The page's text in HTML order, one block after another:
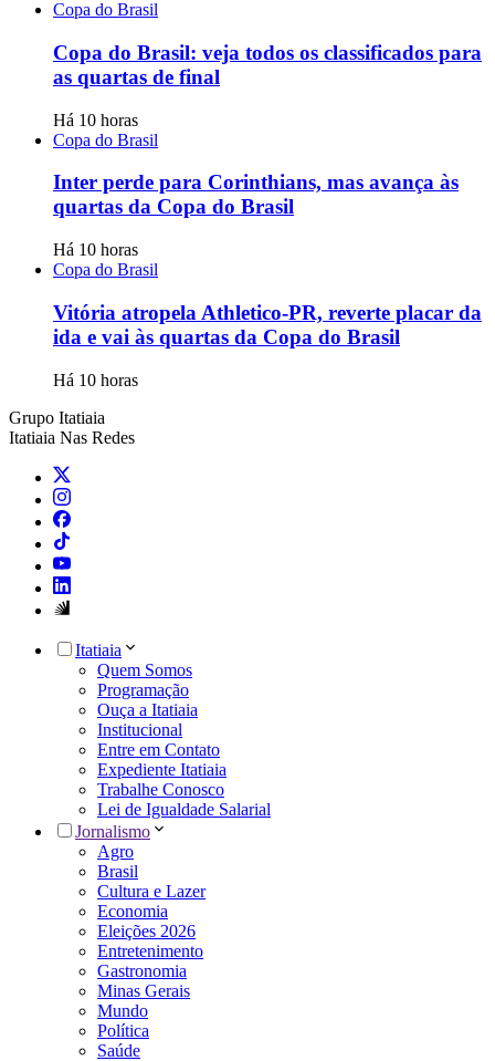
Copa do Brasil
Copa do Brasil: veja todos os classificados para
as quartas de final
Há 10 horas
Copa do Brasil
Inter perde para Corinthians, mas avança às
quartas da Copa do Brasil
Há 10 horas
Copa do Brasil
Vitória atropela Athletico-PR, reverte placar da
ida e vai às quartas da Copa do Brasil
Há 10 horas
Grupo Itatiaia
Itatiaia Nas Redes
Itatiaia
Quem Somos
Programação
Ouça a Itatiaia
Institucional
Entre em Contato
Expediente Itatiaia
Trabalhe Conosco
Lei de Igualdade Salarial
Jornalismo
Agro
Brasil
Cultura e Lazer
Economia
Eleições 2026
Entretenimento
Gastronomia
Minas Gerais
Mundo
Política
Saúde